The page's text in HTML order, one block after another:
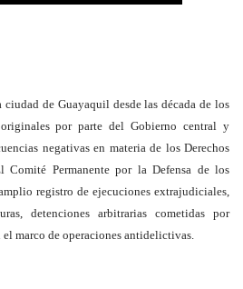
de Guayaquil desde las década de los
por parte del Gobierno central y
negativas en materia de los Derechos
Comité Permanente por la Defensa de los
registro de ejecuciones extrajudiciales,
detenciones arbitrarias cometidas por
marco de operaciones antidelictivas.